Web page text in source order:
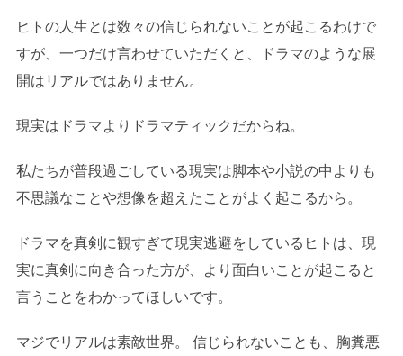
ヒトの人生とは数々の信じられないことが起こるわけで
すが、一つだけ言わせていただくと、ドラマのような展
開はリアルではありません。
現実はドラマよりドラマティックだからね。
私たちが普段過ごしている現実は脚本や小説の中よりも
不思議なことや想像を超えたことがよく起こるから。
ドラマを真剣に観すぎて現実逃避をしているヒトは、現
実に真剣に向き合った方が、より面白いことが起こると
言うことをわかってほしいです。
マジでリアルは素敵世界。 信じられないことも、胸糞悪